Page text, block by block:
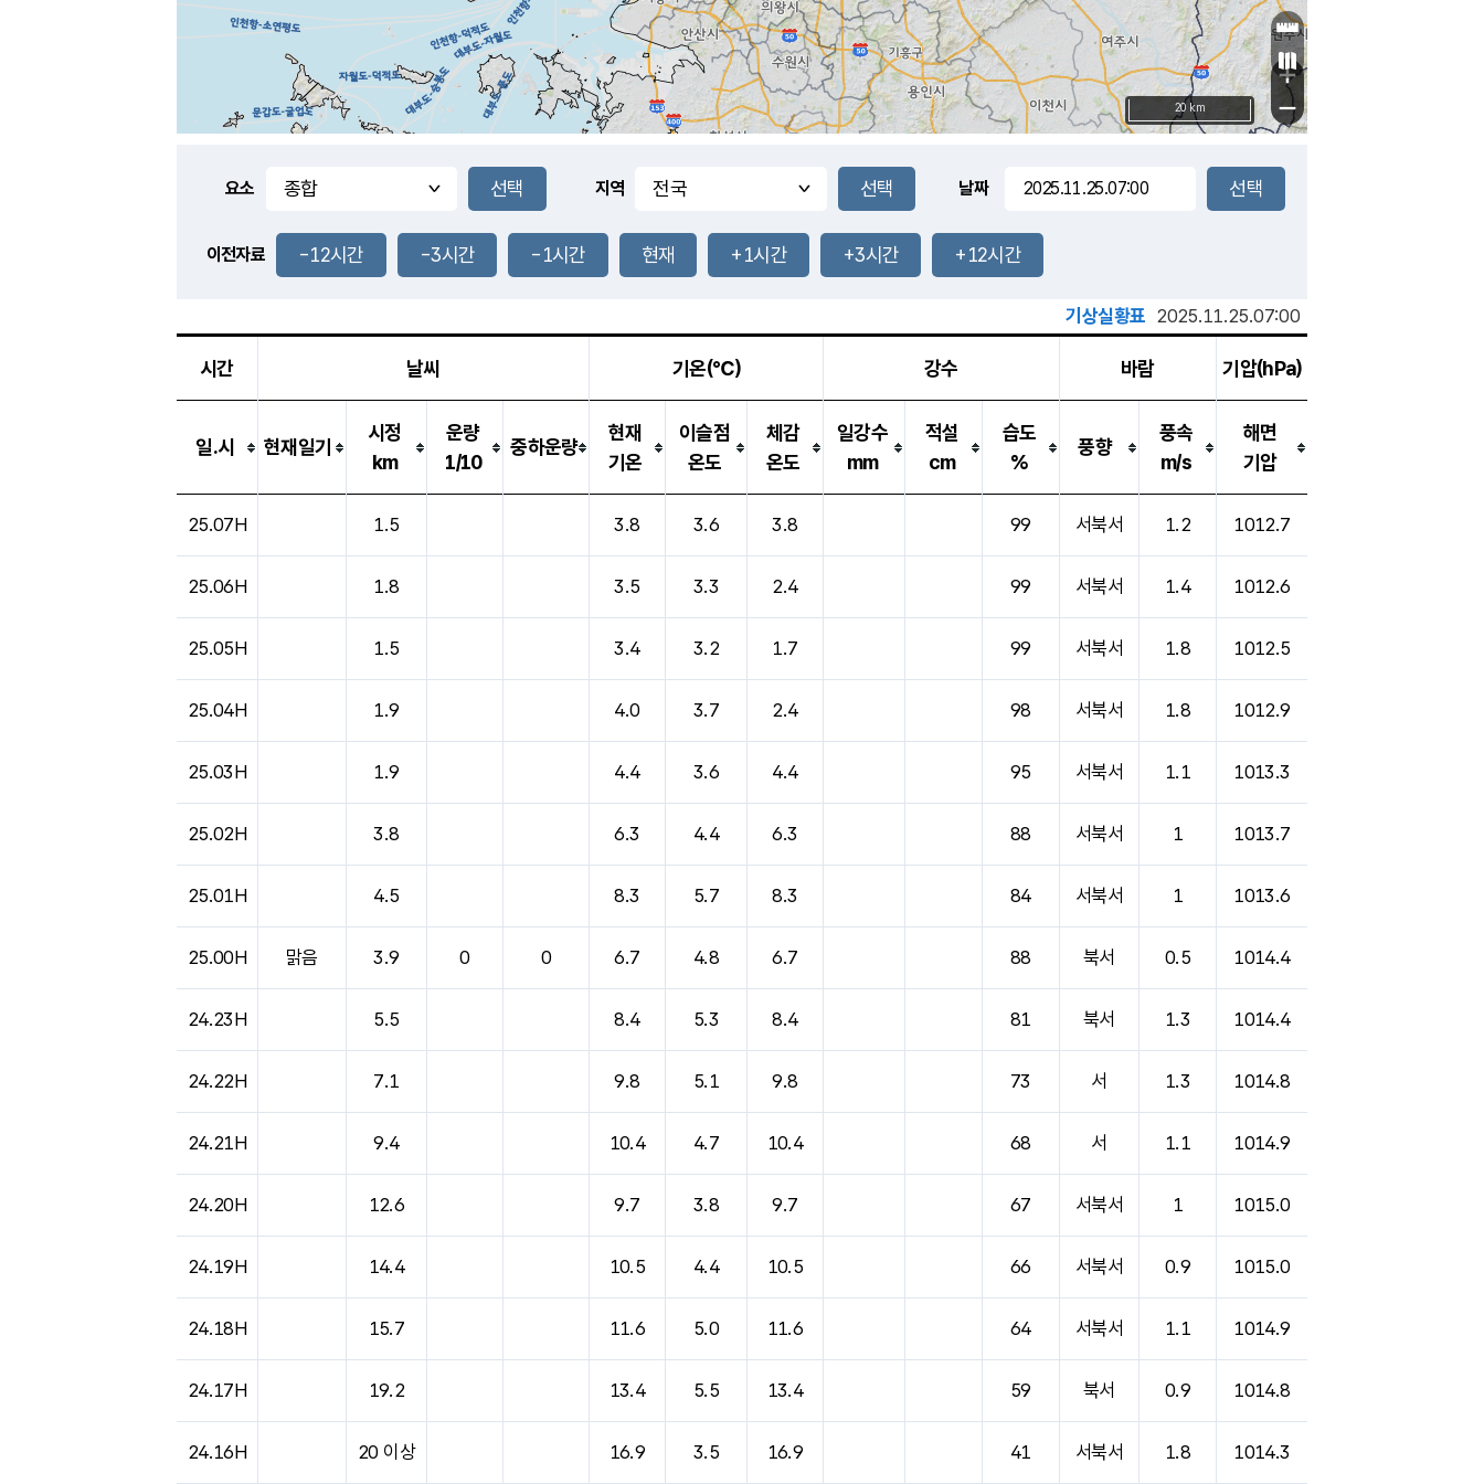
+
−
20 km
요소 지역 날짜
이전자료 -12시간 -3시간 -1시간 현재 +1시간 +3시간 +12시간
기상실황표 2025.11.25.07:00
시간 날씨 기온(℃) 강수 바람 기압(hPa)
일.시 현재일기
시정
km
운량
1/10
중하운량
현재
기온
이슬점
온도
체감
온도
일강수
mm
적설
cm
습도
%
풍향
풍속
m/s
해면
기압
25.07H 1.5 3.8 3.6 3.8 99 서북서 1.2 1012.7
25.06H 1.8 3.5 3.3 2.4 99 서북서 1.4 1012.6
25.05H 1.5 3.4 3.2 1.7 99 서북서 1.8 1012.5
25.04H 1.9 4.0 3.7 2.4 98 서북서 1.8 1012.9
25.03H 1.9 4.4 3.6 4.4 95 서북서 1.1 1013.3
25.02H 3.8 6.3 4.4 6.3 88 서북서 1 1013.7
25.01H 4.5 8.3 5.7 8.3 84 서북서 1 1013.6
25.00H 맑음 3.9 0 0 6.7 4.8 6.7 88 북서 0.5 1014.4
24.23H 5.5 8.4 5.3 8.4 81 북서 1.3 1014.4
24.22H 7.1 9.8 5.1 9.8 73 서 1.3 1014.8
24.21H 9.4 10.4 4.7 10.4 68 서 1.1 1014.9
24.20H 12.6 9.7 3.8 9.7 67 서북서 1 1015.0
24.19H 14.4 10.5 4.4 10.5 66 서북서 0.9 1015.0
24.18H 15.7 11.6 5.0 11.6 64 서북서 1.1 1014.9
24.17H 19.2 13.4 5.5 13.4 59 북서 0.9 1014.8
24.16H 20 이상 16.9 3.5 16.9 41 서북서 1.8 1014.3